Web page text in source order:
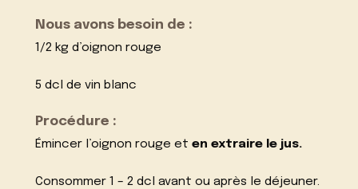
Nous avons besoin de :
1/2 kg d’oignon rouge
5 dcl de vin blanc
Procédure :
Émincer l’oignon rouge eten extraire le jus.
Consommer 1 – 2 dcl avant ou après le déjeuner.